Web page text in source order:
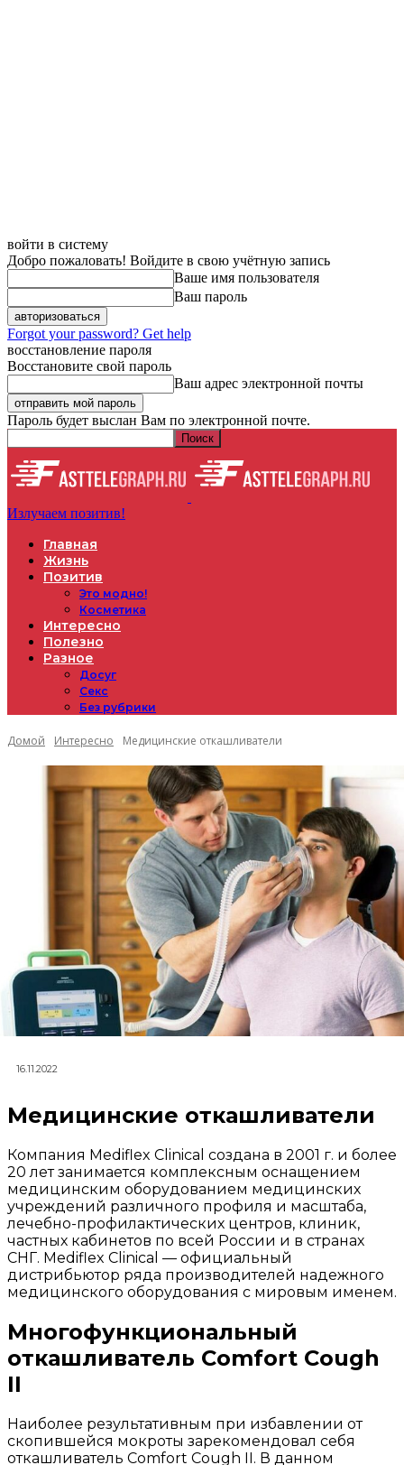
войти в систему
Добро пожаловать! Войдите в свою учётную запись
Ваше имя пользователя
Ваш пароль
Forgot your password? Get help
восстановление пароля
Восстановите свой пароль
Ваш адрес электронной почты
Пароль будет выслан Вам по электронной почте.
Излучаем позитив!
Главная
Жизнь
Позитив
Это модно!
Косметика
Интересно
Полезно
Разное
Досуг
Секс
Без рубрики
Домой Интересно Медицинские откашливатели
16.11.2022
Медицинские откашливатели
Компания Mediflex Clinical создана в 2001 г. и более
20 лет занимается комплексным оснащением
медицинским оборудованием медицинских
учреждений различного профиля и масштаба,
лечебно-профилактических центров, клиник,
частных кабинетов по всей России и в странах
СНГ. Mediflex Clinical — официальный
дистрибьютор ряда производителей надежного
медицинского оборудования с мировым именем.
Многофункциональный
откашливатель Comfort Cough
II
Наиболее результативным при избавлении от
скопившейся мокроты зарекомендовал себя
откашливатель Comfort Cough II. В данном